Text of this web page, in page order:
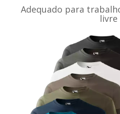
Adequado para
livre